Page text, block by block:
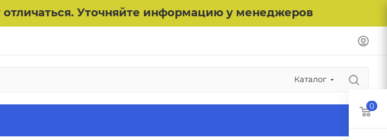
Уточняйте информацию у менеджеров
Каталог
0